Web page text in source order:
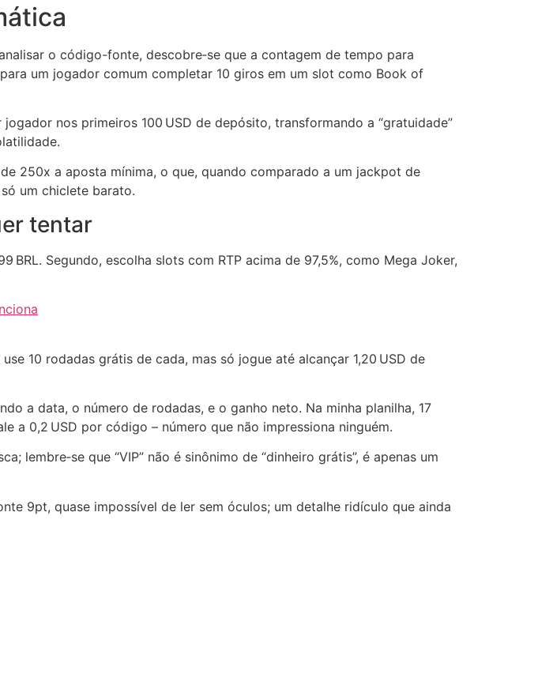
o código-fonte, descobre‑se que a contagem de tempo para
um jogador comum completar 10 giros em um slot como Book of
nos primeiros 100 USD de depósito, transformando a “gratuidade”
250x a aposta mínima, o que, quando comparado a um jackpot de
um chiclete barato.
tentar
Segundo, escolha slots com RTP acima de 97,5%, como Mega Joker,
10 rodadas grátis de cada, mas só jogue até alcançar 1,20 USD de
a data, o número de rodadas, e o ganho neto. Na minha planilha, 17
a 0,2 USD por código – número que não impressiona ninguém.
lembre‑se que “VIP” não é sinônimo de “dinheiro grátis”, é apenas um
9pt, quase impossível de ler sem óculos; um detalhe ridículo que ainda